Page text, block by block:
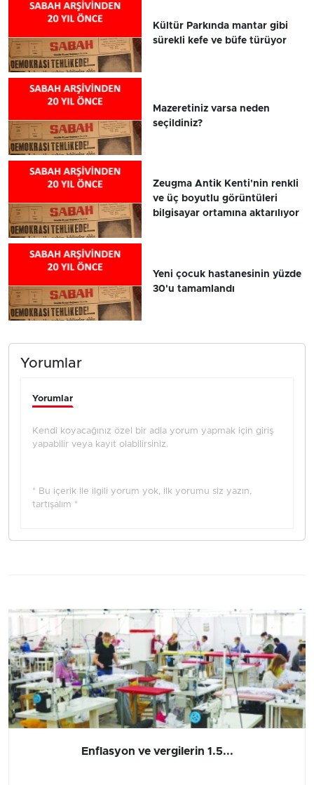
Kültür Parkında mantar gibi
sürekli kefe ve büfe türüyor
Mazeretiniz varsa neden
seçildiniz?
Zeugma Antik Kenti'nin renkli
ve üç boyutlu görüntüleri
bilgisayar ortamına aktarılıyor
Yeni çocuk hastanesinin yüzde
30'u tamamlandı
Yorumlar
Yorumlar
Kendi koyacağınız özel bir adla yorum yapmak için giriş
yapabilir veya kayıt olabilirsiniz.
* Bu içerik ile ilgili yorum yok, ilk yorumu siz yazın,
tartışalım *
Enflasyon ve vergilerin 1.5...